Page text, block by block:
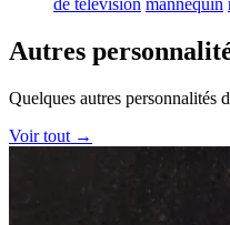
de télévision mannequin
Autres
Quelques autres personnalités
Voir tout →